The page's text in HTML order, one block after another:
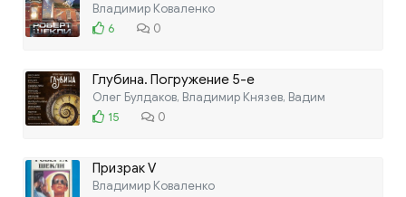
Владимир Коваленко
6
0
Глубина. Погружение 5-е
Олег Булдаков, Владимир Князев, Вадим
15
0
Призрак V
Владимир Коваленко